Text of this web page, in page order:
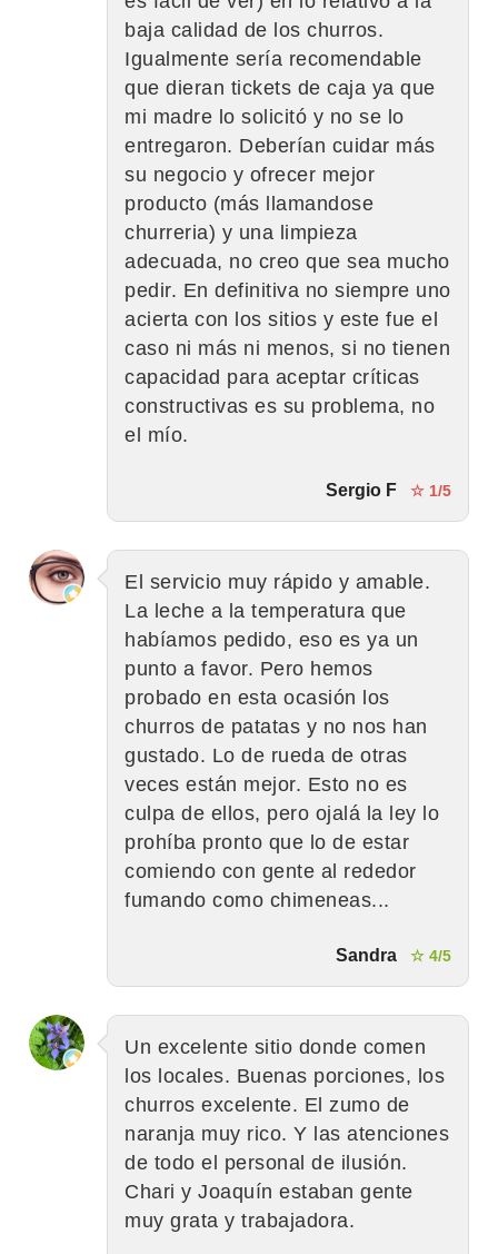
baja calidad de los churros.
Igualmente sería recomendable
que dieran tickets de caja ya que
mi madre lo solicitó y no se lo
entregaron. Deberían cuidar más
su negocio y ofrecer mejor
producto (más llamandose
churreria) y una limpieza
adecuada, no creo que sea mucho
pedir. En definitiva no siempre uno
acierta con los sitios y este fue el
caso ni más ni menos, si no tienen
capacidad para aceptar críticas
constructivas es su problema, no
el mío.
Sergio F ☆ 1/5
El servicio muy rápido y amable.
La leche a la temperatura que
habíamos pedido, eso es ya un
punto a favor. Pero hemos
probado en esta ocasión los
churros de patatas y no nos han
gustado. Lo de rueda de otras
veces están mejor. Esto no es
culpa de ellos, pero ojalá la ley lo
prohíba pronto que lo de estar
comiendo con gente al rededor
fumando como chimeneas...
Sandra ☆ 4/5
Un excelente sitio donde comen
los locales. Buenas porciones, los
churros excelente. El zumo de
naranja muy rico. Y las atenciones
de todo el personal de ilusión.
Chari y Joaquín estaban gente
muy grata y trabajadora.